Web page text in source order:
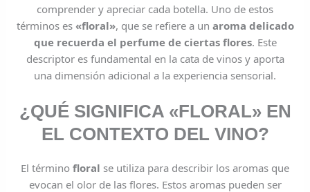
comprender y apreciar cada botella. Uno de estos
términos es «floral», que se refiere a un aroma delicado
que recuerda el perfume de ciertas flores. Este
descriptor es fundamental en la cata de vinos y aporta
una dimensión adicional a la experiencia sensorial.
¿QUÉ SIGNIFICA «FLORAL» EN
EL CONTEXTO DEL VINO?
El término floral se utiliza para describir los aromas que
evocan el olor de las flores. Estos aromas pueden ser